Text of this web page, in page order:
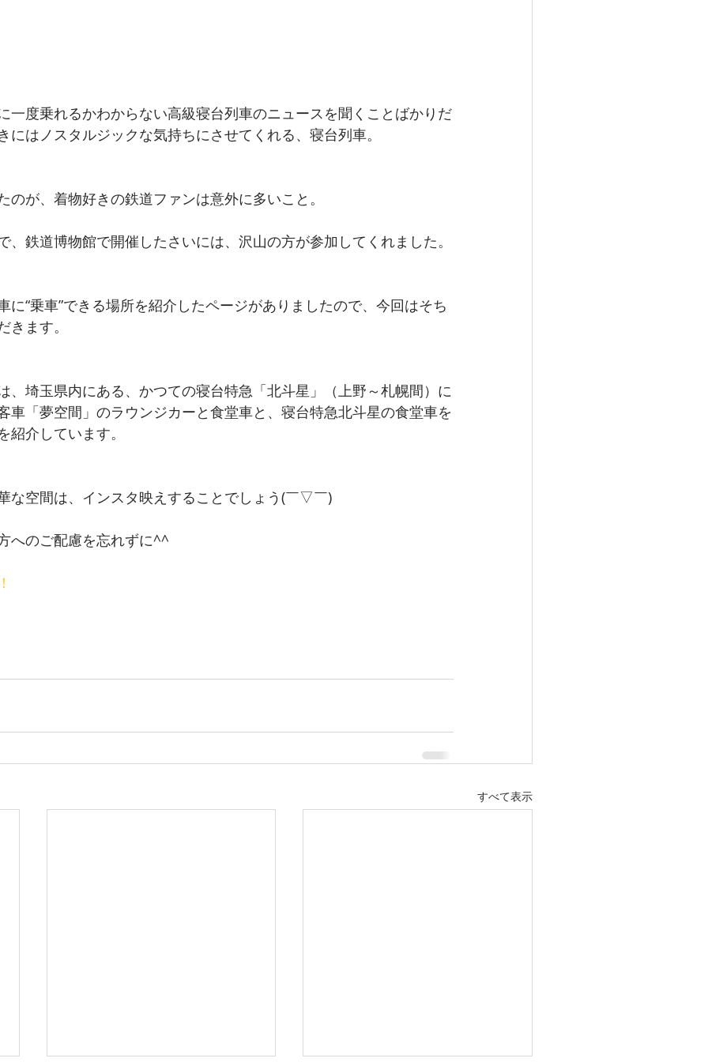
一度乗れるかわからない高級寝台列車のニュースを聞くことばかりだ
にはノスタルジックな気持ちにさせてくれる、寝台列車。
のが、着物好きの鉄道ファンは意外に多いこと。
、鉄道博物館で開催したさいには、沢山の方が参加してくれました。
に“乗車”できる場所を紹介したページがありましたので、今回はそち
ます。
、埼玉県内にある、かつての寝台特急「北斗星」（上野～札幌間）に
車「夢空間」のラウンジカーと食堂車と、寝台特急北斗星の食堂車を
紹介しています。
な空間は、インスタ映えすることでしょう(￣▽￣)
へのご配慮を忘れずに^^
すべて表示